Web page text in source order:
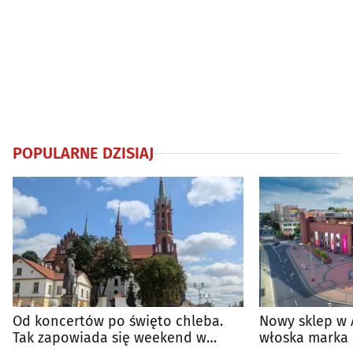
POPULARNE DZISIAJ
Od koncertów po święto chleba.
Tak zapowiada się weekend w
Nowy sklep w
włoska